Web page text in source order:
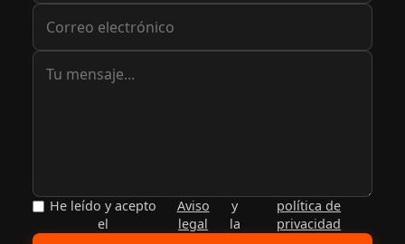
He leído y acepto
el
Aviso
legal
y
la
política de
privacidad